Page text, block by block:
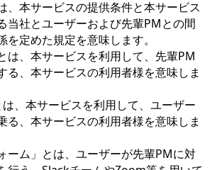
、本サービスの提供条件と本サービス
当社とユーザーおよび先輩PMとの間
を定めた規定を意味します。
は、本サービスを利用して、先輩PM
る、本サービスの利用者様を意味しま
は、本サービスを利用して、ユーザー
る、本サービスの利用者様を意味しま
ーム」とは、ユーザーが先輩PMに対